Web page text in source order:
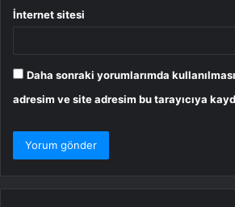
İnternet sitesi
Daha sonraki yorumlarımda
adresim ve site adresim bu tarayıcıya